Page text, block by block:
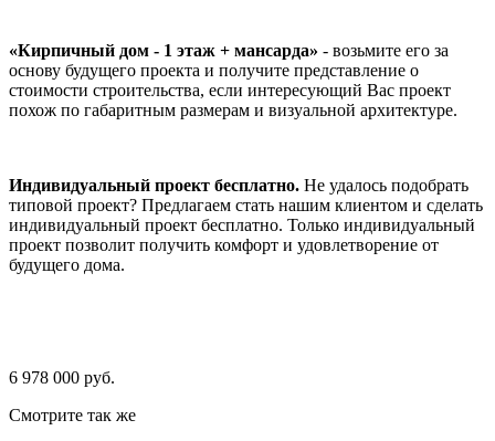
«Кирпичный дом - 1 этаж + мансарда» - возьмите его за
основу будущего проекта и получите представление о
стоимости строительства, если интересующий Вас проект
похож по габаритным размерам и визуальной архитектуре.
Индивидуальный проект бесплатно. Не удалось подобрать
типовой проект? Предлагаем стать нашим клиентом и сделать
индивидуальный проект бесплатно. Только индивидуальный
проект позволит получить комфорт и удовлетворение от
будущего дома.
6 978 000 руб.
Смотрите так же